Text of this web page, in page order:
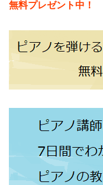
無料プレゼント中！